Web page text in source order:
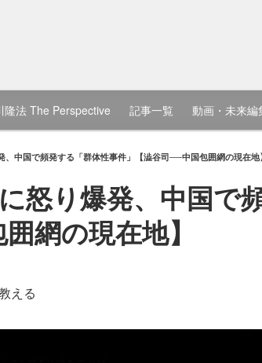
隆法 The Perspective 記事一覧 動画・未来編
、中国で頻発する「群体性事件」【澁谷司──中国包囲網の現在地
怒り爆発、中国で
網の現在地】
える